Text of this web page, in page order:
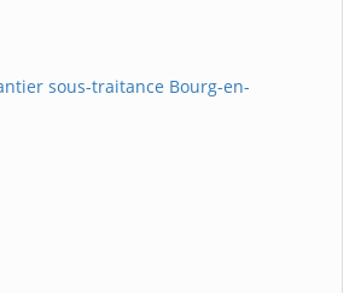
sous-traitance Bourg-en-